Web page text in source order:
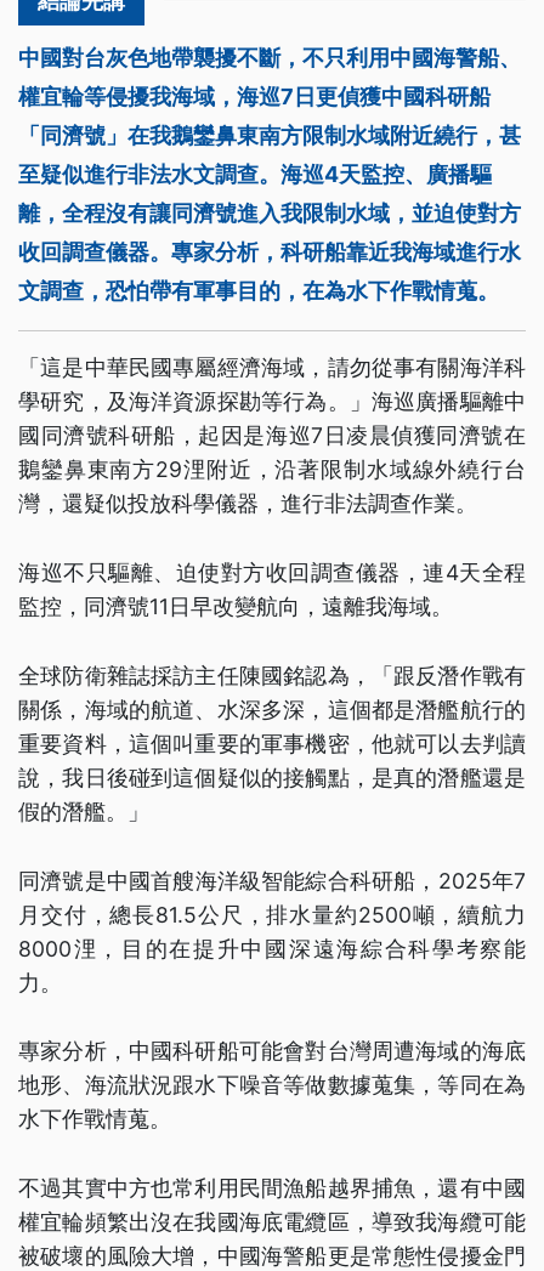
中國對台灰色地帶襲擾不斷，不只利用中國海警船、
權宜輪等侵擾我海域，海巡7日更偵獲中國科研船
「同濟號」在我鵝鑾鼻東南方限制水域附近繞行，甚
至疑似進行非法水文調查。海巡4天監控、廣播驅
離，全程沒有讓同濟號進入我限制水域，並迫使對方
收回調查儀器。專家分析，科研船靠近我海域進行水
文調查，恐怕帶有軍事目的，在為水下作戰情蒐。
「這是中華民國專屬經濟海域，請勿從事有關海洋科
學研究，及海洋資源探勘等行為。」海巡廣播驅離中
國同濟號科研船，起因是海巡7日凌晨偵獲同濟號在
鵝鑾鼻東南方29浬附近，沿著限制水域線外繞行台
灣，還疑似投放科學儀器，進行非法調查作業。
海巡不只驅離、迫使對方收回調查儀器，連4天全程
監控，同濟號11日早改變航向，遠離我海域。
全球防衛雜誌採訪主任陳國銘認為，「跟反潛作戰有
關係，海域的航道、水深多深，這個都是潛艦航行的
重要資料，這個叫重要的軍事機密，他就可以去判讀
說，我日後碰到這個疑似的接觸點，是真的潛艦還是
假的潛艦。」
同濟號是中國首艘海洋級智能綜合科研船，2025年7
月交付，總長81.5公尺，排水量約2500噸，續航力
8000浬，目的在提升中國深遠海綜合科學考察能
力。
專家分析，中國科研船可能會對台灣周遭海域的海底
地形、海流狀況跟水下噪音等做數據蒐集，等同在為
水下作戰情蒐。
不過其實中方也常利用民間漁船越界捕魚，還有中國
權宜輪頻繁出沒在我國海底電纜區，導致我海纜可能
被破壞的風險大增，中國海警船更是常態性侵擾金門